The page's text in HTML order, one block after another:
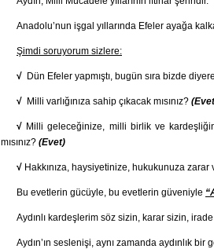
Anadolu’nun işgal yıllarında Efeler ayağa
Şimdi soruyorum sizlere:
√ Dün Efeler yapmıştı, bugün sıra bizde
√ Milli varlığınıza sahip çıkacak mısınız?
√ Milli geleceğinize, milli birlik ve
mısınız? (Evet)
√ Hakkınıza, haysiyetinize, hukukunuza
Bu evetlerin gücüyle, bu evetlerin güveniyle
Aydınlı kardeşlerim söz sizin, karar sizin,
Aydın’ın seslenişi, aynı zamanda aydınlık